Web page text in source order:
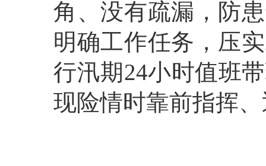
角、没有疏漏，防
明确工作任务，压
行汛期24小时值班
现险情时靠前指挥